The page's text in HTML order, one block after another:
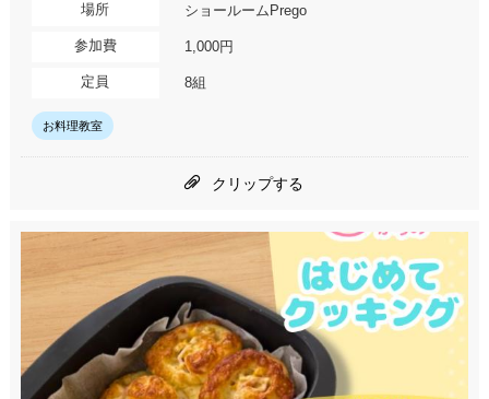
場所 ショールームPrego
参加費 1,000円
定員 8組
お料理教室
クリップする